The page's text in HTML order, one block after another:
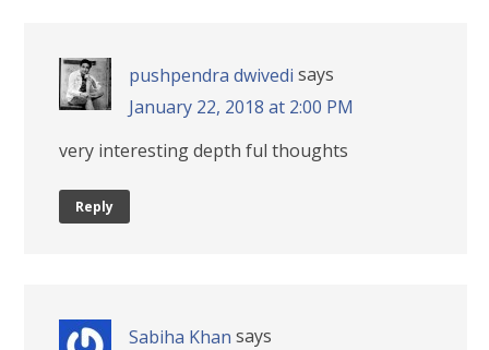
pushpendra dwivedi says
January 22, 2018 at 2:00 PM
very interesting depth ful thoughts
Reply
Sabiha Khan says